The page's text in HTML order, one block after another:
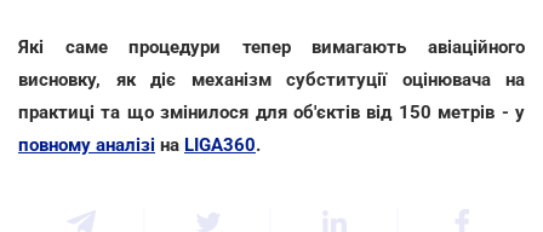
Які саме процедури тепер вимагають авіаційного
висновку, як діє механізм субституції оцінювача на
практиці та що змінилося для об'єктів від 150 метрів - у
повному аналізі на LIGA360.